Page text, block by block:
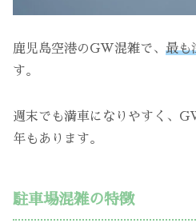
鹿児島空港のGW混雑で、 最も
す。
週末でも満車になりやすく、
年もあります。
駐車場混雑の特徴